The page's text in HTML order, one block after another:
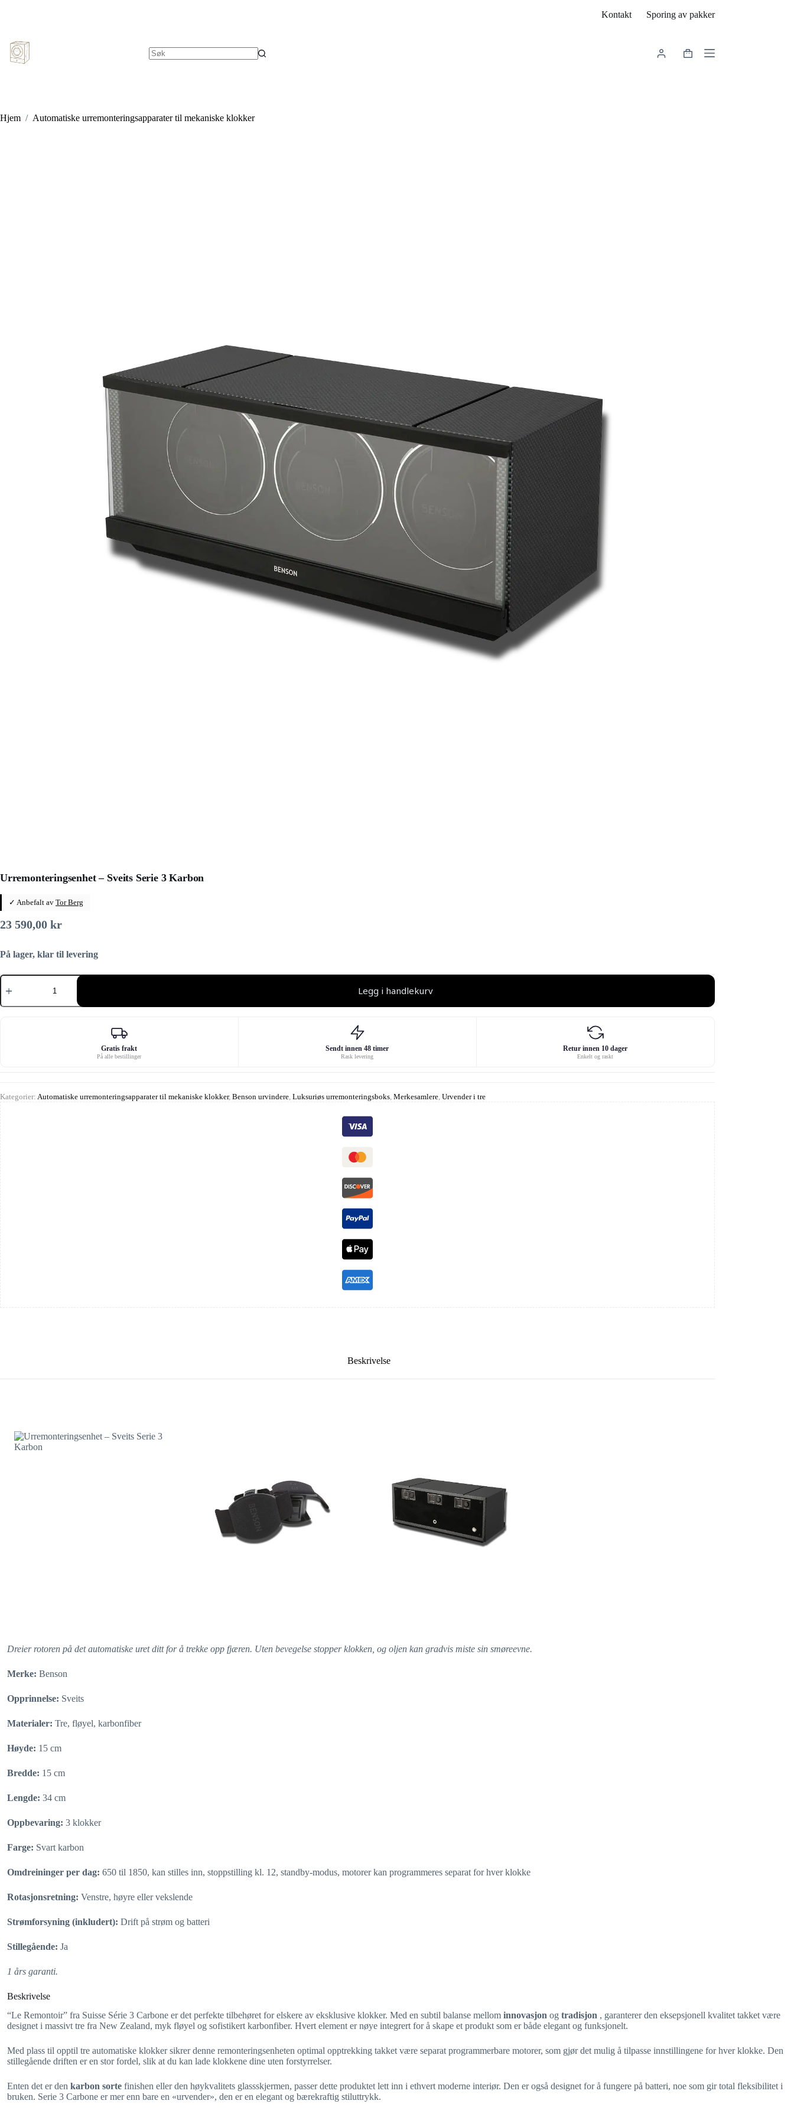
Kontakt Sporing av pakker
Handlekurv
Hjem / Automatiske urremonteringsapparater til mekaniske klokker
Urremonteringsenhet – Sveits Serie 3 Karbon
✓ Anbefalt av Tor Berg
23 590,00 kr
På lager, klar til levering
Urremonteringsenhet
Serie
Legg i handlekurv
Gratis frakt
På alle bestillinger
Sendt innen 48 timer
Rask levering
Retur innen 10 dager
Enkelt og raskt
Kategorier: Automatiske urremonteringsapparater til mekaniske klokker, Benson urvindere Luksuriøs urremonteringsboks Merkesamlere Urvender i tre
Beskrivelse
Dreier rotoren på det automatiske uret ditt for å trekke opp fjæren. Uten bevegelse stopper klokken, og oljen kan gradvis miste sin smøreevne.
Merke: Benson
Opprinnelse: Sveits
Materialer: Tre, fløyel, karbonfiber
Høyde: 15 cm
Bredde: 15 cm
Lengde: 34 cm
Oppbevaring: 3 klokker
Farge: Svart karbon
Omdreininger per dag: 650 til 1850, kan stilles inn, stoppstilling kl. 12, standby-modus, motorer kan programmeres separat for hver klokke
Rotasjonsretning: Venstre, høyre eller vekslende
Strømforsyning (inkludert): Drift på strøm og batteri
Stillegående: Ja
1 års garanti.
Beskrivelse
“Le Remontoir” fra Suisse Série 3 Carbone er det perfekte tilbehøret for elskere av eksklusive klokker. Med en subtil balanse mellom innovasjon og tradisjon , garanterer den eksepsjonell kvalitet takket være
designet i massivt tre fra New Zealand, myk fløyel og sofistikert karbonfiber. Hvert element er nøye integrert for å skape et produkt som er både elegant og funksjonelt.
Med plass til opptil tre automatiske klokker sikrer denne remonteringsenheten optimal opptrekking takket være separat programmerbare motorer, som gjør det mulig å tilpasse innstillingene for hver klokke. Den
stillegående driften er en stor fordel, slik at du kan lade klokkene dine uten forstyrrelser.
Enten det er den karbon sorte finishen eller den høykvalitets glassskjermen, passer dette produktet lett inn i ethvert moderne interiør. Den er også designet for å fungere på batteri, noe som gir total fleksibilitet i
bruken. Serie 3 Carbone er mer enn bare en «urvender», den er en elegant og bærekraftig stiluttrykk.